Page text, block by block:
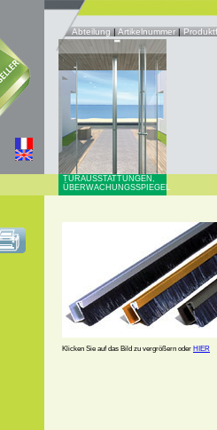
Abteilung|Artikelnummer|
TÜRAUSSTATTUNGEN,
ÜBERWACHUNGSSPIEGEL
Klicken Sie auf das Bild zu vergrößern oder HIER